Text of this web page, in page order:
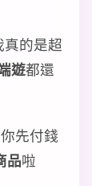
真的是超
遊都還
先付錢
品啦